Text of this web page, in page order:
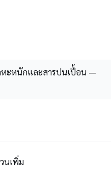
หะหนักและสารปนเปื้อน —
นเพิ่ม